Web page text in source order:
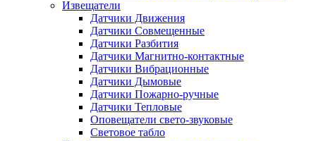
Извещатели
Датчики Движения
Датчики Совмещенные
Датчики Разбития
Датчики Магнитно-контактные
Датчики Вибрационные
Датчики Дымовые
Датчики Пожарно-ручные
Датчики Тепловые
Оповещатели свето-звуковые
Световое табло